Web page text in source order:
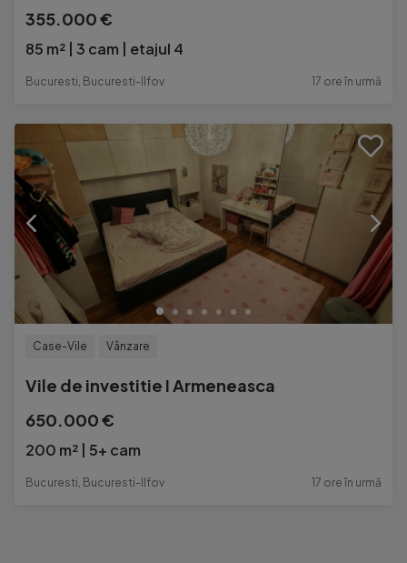
355.000 €
85 m² 3 cam etajul 4
Bucuresti, Bucuresti-Ilfov 17 ore în urmă
Case-Vile Vânzare
Vile de investitie I Armeneasca
650.000 €
200 m² 5+ cam
Bucuresti, Bucuresti-Ilfov 17 ore în urmă